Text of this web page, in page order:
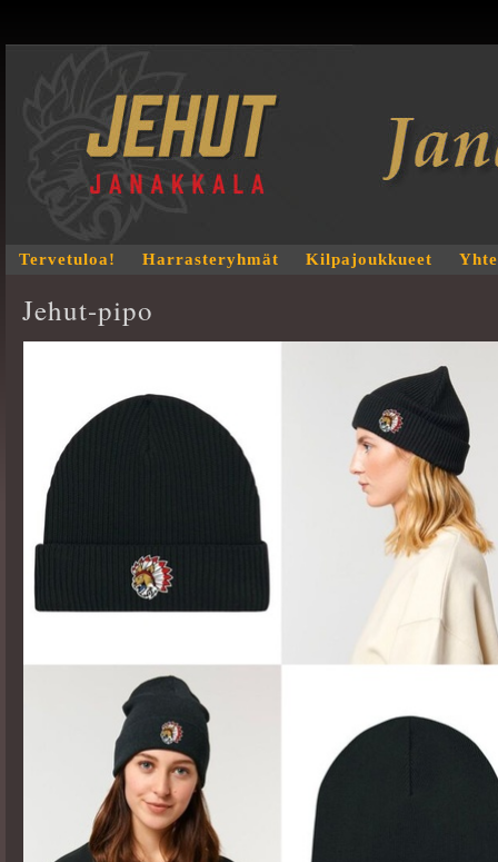
Tervetuloa! Harrasteryhmät Kilpajoukkueet
Jehut-pipo